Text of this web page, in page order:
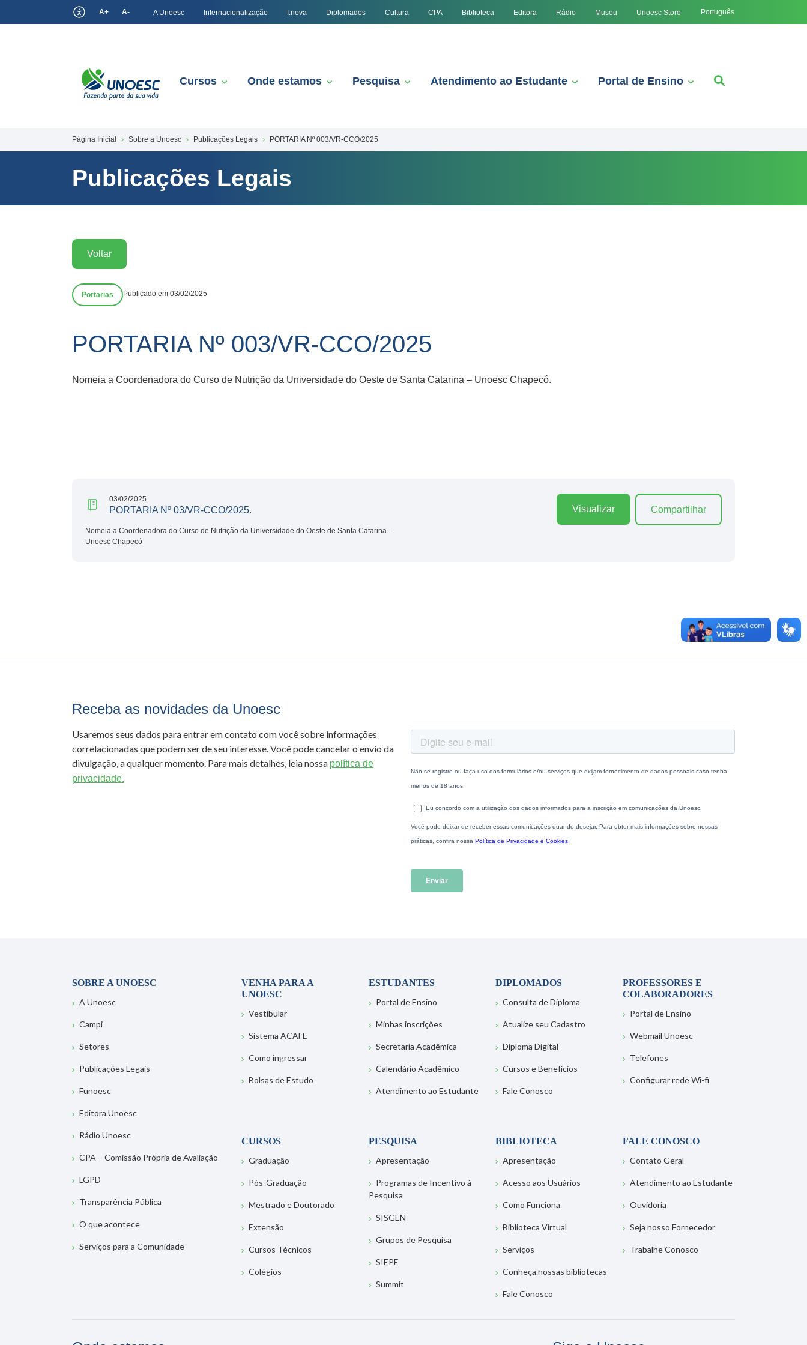
A+ A- A Unoesc Internacionalização I.nova Diplomados Cultura CPA Biblioteca Editora Rádio Museu Unoesc Store Português
Cursos Onde estamos Pesquisa Atendimento ao Estudante Portal de Ensino
Página Inicial Sobre a Unoesc Publicações Legais PORTARIA Nº 003/VR-CCO/2025
Publicações Legais
Voltar
Portarias Publicado em 03/02/2025
PORTARIA Nº 003/VR-CCO/2025
Nomeia a Coordenadora do Curso de Nutrição da Universidade do Oeste de Santa Catarina – Unoesc Chapecó.
03/02/2025
PORTARIA Nº 03/VR-CCO/2025.
Nomeia a Coordenadora do Curso de Nutrição da Universidade do Oeste de Santa Catarina –
Unoesc Chapecó
Visualizar Compartilhar
Receba as novidades da Unoesc
Usaremos seus dados para entrar em contato com você sobre informações
correlacionadas que podem ser de seu interesse. Você pode cancelar o envio da
divulgação, a qualquer momento. Para mais detalhes, leia nossa política de
privacidade.
SOBRE A UNOESC
A Unoesc
Campi
Setores
Publicações Legais
Funoesc
Editora Unoesc
Rádio Unoesc
CPA – Comissão Própria de Avaliação
LGPD
Transparência Pública
O que acontece
Serviços para a Comunidade
VENHA PARA A
UNOESC
Vestibular
Sistema ACAFE
Como ingressar
Bolsas de Estudo
ESTUDANTES
Portal de Ensino
Minhas inscrições
Secretaria Acadêmica
Calendário Acadêmico
Atendimento ao Estudante
DIPLOMADOS
Consulta de Diploma
Atualize seu Cadastro
Diploma Digital
Cursos e Benefícios
Fale Conosco
PROFESSORES E
COLABORADORES
Portal de Ensino
Webmail Unoesc
Telefones
Configurar rede Wi-fi
CURSOS
Graduação
Pós-Graduação
Mestrado e Doutorado
Extensão
Cursos Técnicos
Colégios
PESQUISA
Apresentação
Programas de Incentivo à
Pesquisa
SISGEN
Grupos de Pesquisa
SIEPE
Summit
BIBLIOTECA
Apresentação
Acesso aos Usuários
Como Funciona
Biblioteca Virtual
Serviços
Conheça nossas bibliotecas
Fale Conosco
FALE CONOSCO
Contato Geral
Atendimento ao Estudante
Ouvidoria
Seja nosso Fornecedor
Trabalhe Conosco